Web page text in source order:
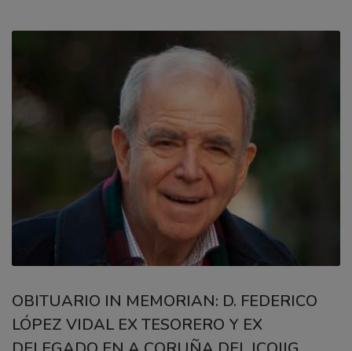
OBITUARIO IN MEMORIAN: D. FEDERICO
LÓPEZ VIDAL EX TESORERO Y EX